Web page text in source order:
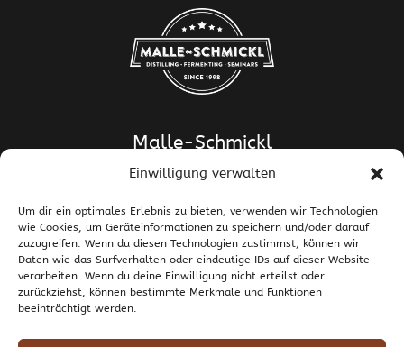
Einwilligung verwalten
Um dir ein optimales Erlebnis zu bieten, verwenden wir Technologien
wie Cookies, um Geräteinformationen zu speichern und/oder darauf
zuzugreifen. Wenn du diesen Technologien zustimmst, können wir
Daten wie das Surfverhalten oder eindeutige IDs auf dieser Website
verarbeiten. Wenn du deine Einwilligung nicht erteilst oder
zurückziehst, können bestimmte Merkmale und Funktionen
beeinträchtigt werden.
Malle-Schmickl
Dipl.-Ing. Dr. Helge Schmickl
Dipl.-Ing. Dr. Bettina Malle-Schmickl
Ehrentalerstrasse 39
9020 Klagenfurt am Wörthersee / Österreich
T +43 463 437786
Esupport@malle-schmickl.net
Kontakt / Impressum
Widerruf und Rücksendungen
Versand und Zahlung